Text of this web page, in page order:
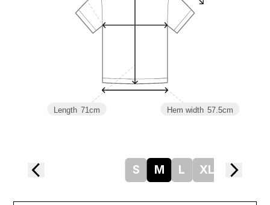
Hem width 57.5cm
Length 71cm
S M L XL